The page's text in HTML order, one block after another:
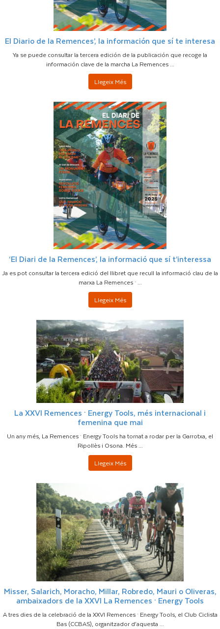
El Diario de la Remences’, la información que sí te interesa
Ya se puede consultar la tercera edición de la publicación que recoge la
información clave de la marcha La Remences ...
Llegeix Més
‘El Diari de la Remences’, la informació que sí t’interessa
Ja es pot consultar la tercera edició del llibret que recull la informació clau de la
marxa La Remences · ...
Llegeix Més
La XXVI Remences · Energy Tools, més internacional i
femenina que mai
Un any més, La Remences · Energy Tools ha tornat a rodar per la Garrotxa, el
Ripollès i Osona. Més ...
Llegeix Més
Misser, Salarich, Moracho, Millar, Robredo, Mauri o Oliveras,
ambaixadors de la XXVI La Remences · Energy Tools
A tres dies de la celebració de la XXVI Remences · Energy Tools, el Club Ciclista
Bas (CCBAS), organitzador d’aquesta ...